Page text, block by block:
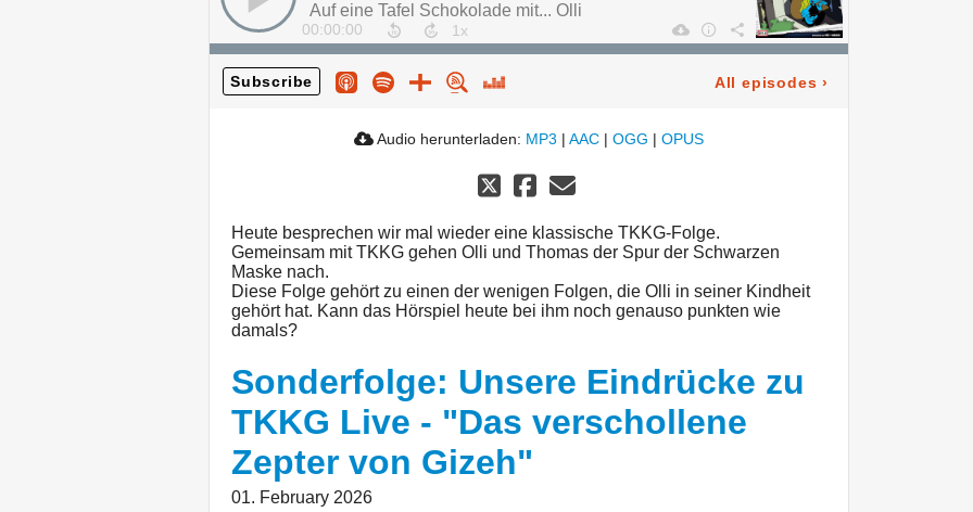
Auf eine Tafel Schokolade mit... Olli
00:00:00
Subscribe All episodes ›
Audio herunterladen: MP3 | AAC | OGG | OPUS
Heute besprechen wir mal wieder eine klassische TKKG-Folge.
Gemeinsam mit TKKG gehen Olli und Thomas der Spur der Schwarzen
Maske nach.
Diese Folge gehört zu einen der wenigen Folgen, die Olli in seiner Kindheit
gehört hat. Kann das Hörspiel heute bei ihm noch genauso punkten wie
damals?
Sonderfolge: Unsere Eindrücke zu
TKKG Live - "Das verschollene
Zepter von Gizeh"
01. February 2026